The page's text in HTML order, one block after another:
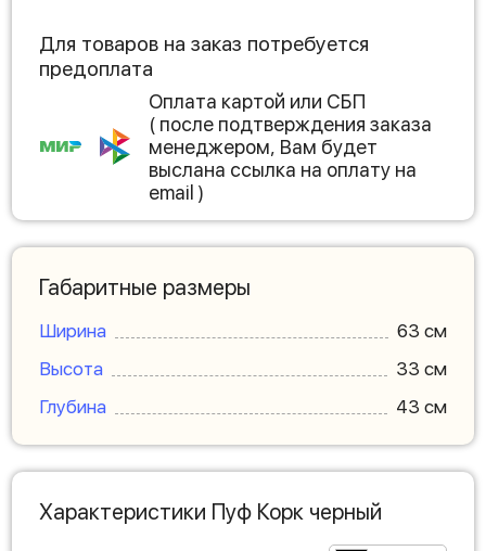
Для товаров на заказ потребуется
предоплата
Оплата картой или СБП
( после подтверждения заказа
менеджером, Вам будет
выслана ссылка на оплату на
email )
Габаритные размеры
Ширина
63 см
Высота
33 см
Глубина
43 см
Характеристики Пуф Корк черный